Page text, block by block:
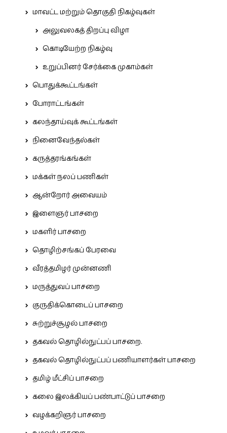
மாவட்ட மற்றும் தொகுதி நிகழ்வுகள்
அலுவலகத் திறப்பு விழா
கொடியேற்ற நிகழ்வு
உறுப்பினர் சேர்க்கை முகாம்கள்
பொதுக்கூட்டங்கள்
போராட்டங்கள்
கலந்தாய்வுக் கூட்டங்கள்
நினைவேந்தல்கள்
கருத்தரங்கங்கள்
மக்கள் நலப் பணிகள்
ஆன்றோர் அவையம்
இளைஞர் பாசறை
மகளிர் பாசறை
தொழிற்சங்கப் பேரவை
வீரத்தமிழர் முன்னணி
மருத்துவப் பாசறை
குருதிக்கொடைப் பாசறை
சுற்றுச்சூழல் பாசறை
தகவல் தொழில்நுட்பப் பாசறை.
தகவல் தொழில்நுட்பப் பணியாளர்கள் பாசறை
தமிழ் மீட்சிப் பாசறை
கலை இலக்கியப் பண்பாட்டுப் பாசறை
வழக்கறிஞர் பாசறை